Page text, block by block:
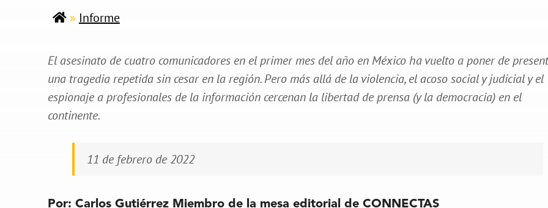
» Informe
El asesinato de cuatro comunicadores en el primer mes del año en México ha vuelto a poner de
una tragedia repetida sin cesar en la región. Pero más allá de la violencia, el acoso social y judicial y el
espionaje a profesionales de la información cercenan la libertad de prensa (y la democracia) en el
continente.
11 de febrero de 2022
Por:Carlos Gutiérrez Miembro de la mesa editorial de CONNECTAS